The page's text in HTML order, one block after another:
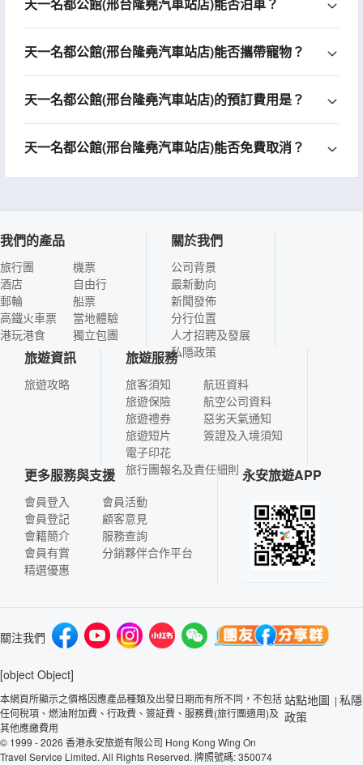
天一名都公館(邢台隆堯汽車站店)能否泊車？
天一名都公館(邢台隆堯汽車站店)能否攜帶寵物？
天一名都公館(邢台隆堯汽車站店)的預訂費用是？
天一名都公館(邢台隆堯汽車站店)能否免費取消？
我們的產品
旅行團
酒店
郵輪
高鐵火車票
港玩港食
機票
自由行
船票
當地體驗
獨立包團
關於我們
公司背景
最新動向
新聞發佈
分行位置
人才招聘及發展
私隱政策
旅遊資訊
旅遊攻略
旅遊服務
旅客須知
旅遊保險
旅遊禮券
旅遊短片
電子印花
航班資料
航空公司資料
惡劣天氣通知
簽證及入境須知
旅行團報名及責任細則
更多服務與支援
會員登入
會員登記
會籍簡介
會員有賞
精選優惠
會員活動
顧客意見
服務查詢
分銷夥伴合作平台
永安旅遊APP
關注我們
[object Object]
本網頁所顯示之價格因應產品種類及出發日期而有所不同，不包括
任何稅項、燃油附加費、行政費、簽証費、服務費(旅行團適用)及
其他應繳費用
© 1999 - 2026 香港永安旅遊有限公司 Hong Kong Wing On
Travel Service Limited. All Rights Reserved. 牌照號碼: 350074
站點地圖 | 私隱
政策